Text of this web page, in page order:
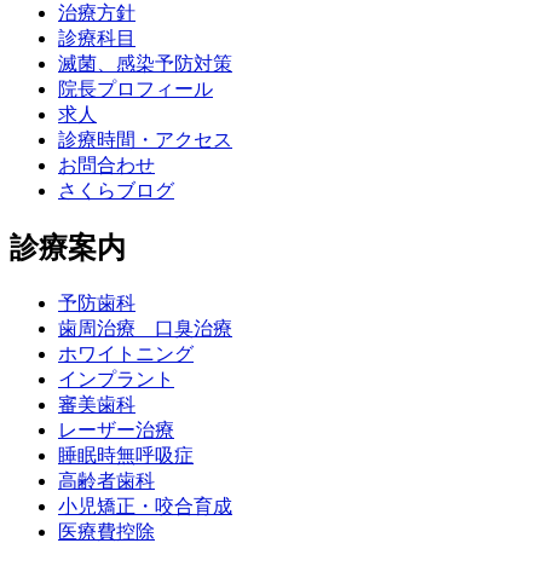
治療方針
診療科目
滅菌、感染予防対策
院長プロフィール
求人
診療時間・アクセス
お問合わせ
さくらブログ
診療案内
予防歯科
歯周治療 口臭治療
ホワイトニング
インプラント
審美歯科
レーザー治療
睡眠時無呼吸症
高齢者歯科
小児矯正・咬合育成
医療費控除